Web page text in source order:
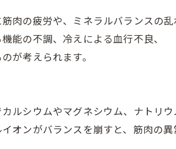
肉の疲労や、ミネラルバランスの乱
能の不調、冷えによる血行不良、
が考えられます。
ルシウムやマグネシウム、ナトリ
オンがバランスを崩すと、筋肉の